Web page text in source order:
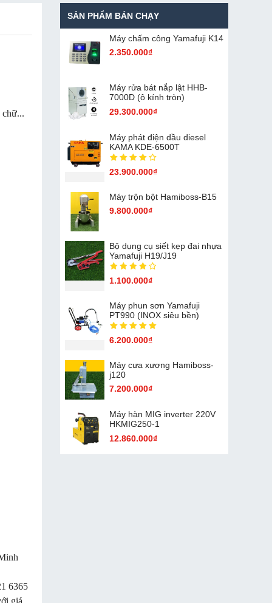
chữ...
6365
giá
SẢN PHẨM BÁN CHẠY
Máy chấm cô​ng Yamafuji K14
2.350.000₫
Máy rửa bát nắp lật HHB-
7000D (ô kính tròn)
29.300.000₫
Máy phát điện dầu diesel
KAMA KDE-6500T
23.900.000₫
Máy trộn bột Hamiboss-B15
9.800.000₫
Bộ dụng cụ siết kẹp đai nhựa
Yamafuji H19/J19
1.100.000₫
Máy phun sơn Yamafuji
PT990 (INOX siêu bền)
6.200.000₫
Máy cưa xương Hamiboss-
j120
7.200.000₫
Máy hàn MIG inverter 220V
HKMIG250-1
12.860.000₫